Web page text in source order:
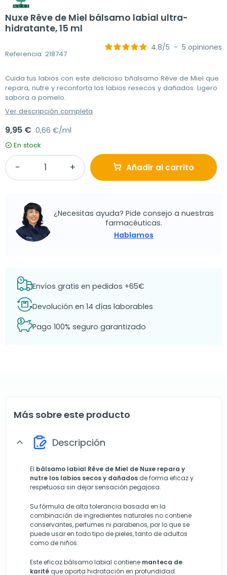
Nuxe Rêve de Miel bálsamo labial ultra-
hidratante, 15 ml
Referencia: 218747
4.8/5 - 5 opiniones
Cuida tus labios con este delicioso bñalsamo Rêve de Miel que
repara, nutre y reconforta los labios resecos y dañados. Ligero
sabora a pomelo.
Ver descripción completa
9,95 € 0,66 €/ml
En stock
Añadir al carrito
¿Necesitas ayuda? Pide consejo a nuestras
farmacéuticas.
Hablamos
Envíos gratis en pedidos +65€
Devolución en 14 días laborables
Pago 100% seguro garantizado
Más sobre este producto
expand_more Descripción
El bálsamo labial Rêve de Miel de Nuxe repara y
nutre los labios secos y dañados de forma eficaz y
respetuosa sin dejar sensación pegajosa.
Su fórmula de alta tolerancia basada en la
combinación de ingredientes naturales no contiene
conservantes, perfumes ni parabenos, por lo que se
puede usar en todo tipo de pieles, tanto de adultos
como de niños.
Este eficaz bálsamo labial contiene manteca de
karité que aporta hidratación en profundidad.